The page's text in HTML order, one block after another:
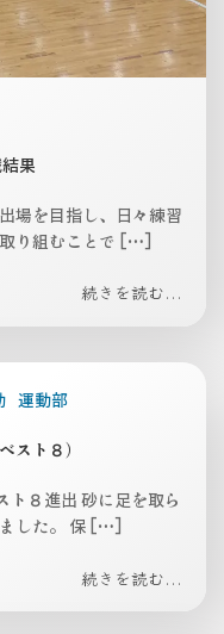
果
場を目指し、日々練習
り組むことで […]
続きを読む...
運動部
スト８）
８進出 砂に足を取ら
ました。 保 […]
続きを読む...